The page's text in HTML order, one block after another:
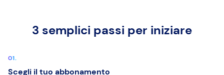
3 semplici passi per iniziare
Scegli il tuo abbonamento